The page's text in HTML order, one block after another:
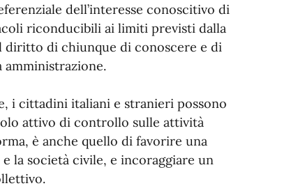
dell’interesse conoscitivo di
riconducibili ai limiti previsti dalla
diritto di chiunque di conoscere e di
amministrazione.
i cittadini italiani e stranieri possono
attivo di controllo sulle attività
è anche quello di favorire una
la società civile, e incoraggiare un